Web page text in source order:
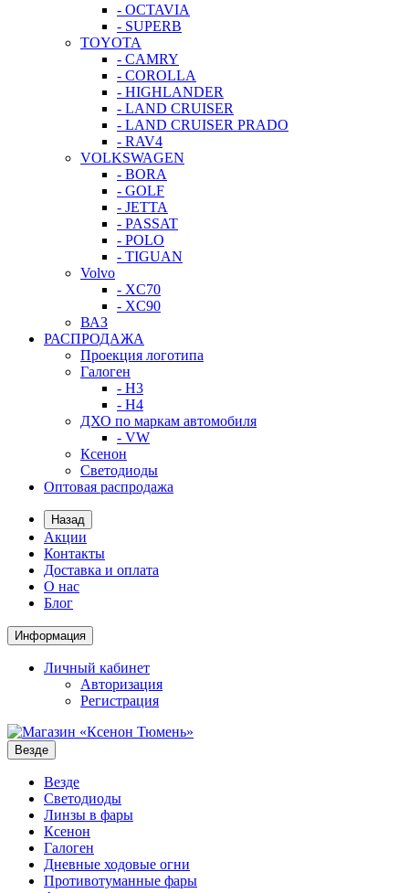
- OCTAVIA
- SUPERB
TOYOTA
- CAMRY
- COROLLA
- HIGHLANDER
- LAND CRUISER
- LAND CRUISER PRADO
- RAV4
VOLKSWAGEN
- BORA
- GOLF
- JETTA
- PASSAT
- POLO
- TIGUAN
Volvo
- XC70
- XC90
ВАЗ
РАСПРОДАЖА
Проекция логотипа
Галоген
- H3
- H4
ДХО по маркам автомобиля
- VW
Ксенон
Светодиоды
Оптовая распродажа
Назад
Акции
Контакты
Доставка и оплата
О нас
Блог
Информация
Личный кабинет
Авторизация
Регистрация
Везде
Везде
Светодиоды
Линзы в фары
Ксенон
Галоген
Дневные ходовые огни
Противотуманные фары